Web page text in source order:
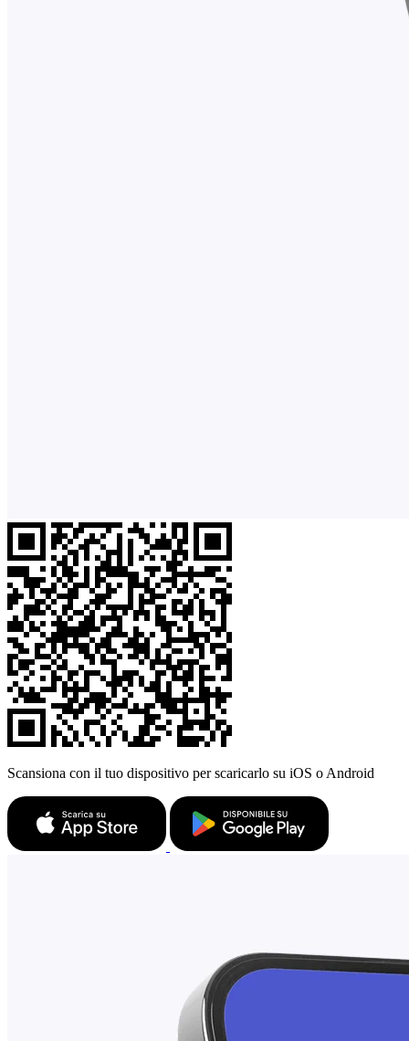
Scansiona con il tuo dispositivo per scaricarlo su iOS o Android